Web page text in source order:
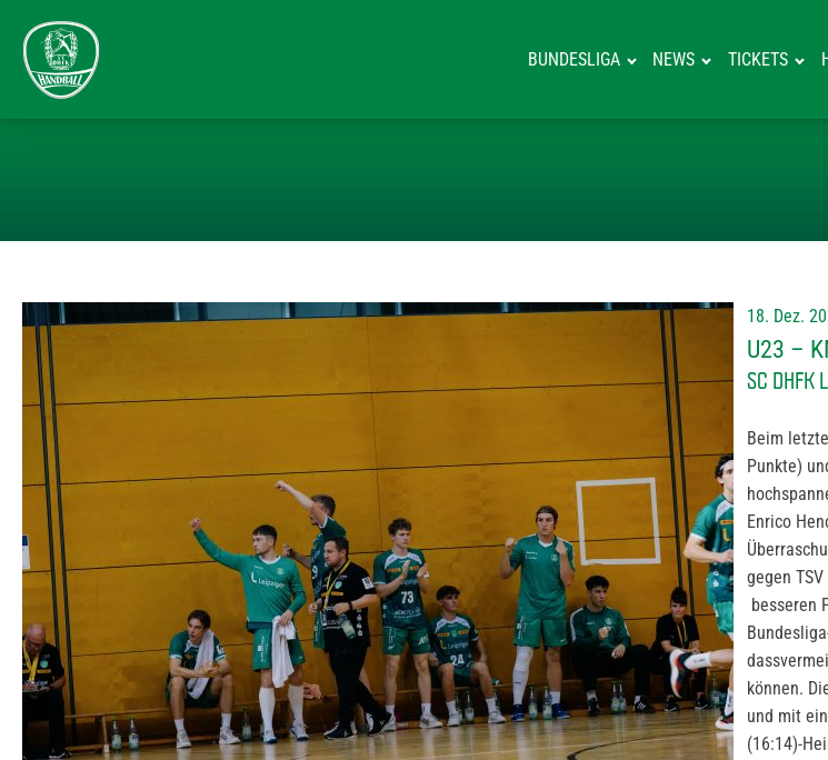
BUNDESLIGA NEWS TICKETS
18. Dez.
U23 –
SC
Beim
Punkte)
Enrico
gegen
besseren
können.
und mit
(16:14)-